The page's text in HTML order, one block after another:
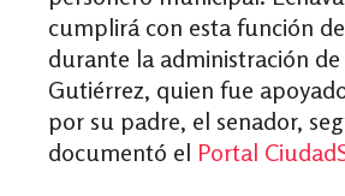
cumplirá con esta función
durante la administración
Gutiérrez, quien fue
por su padre, el senador,
documentó el Portal